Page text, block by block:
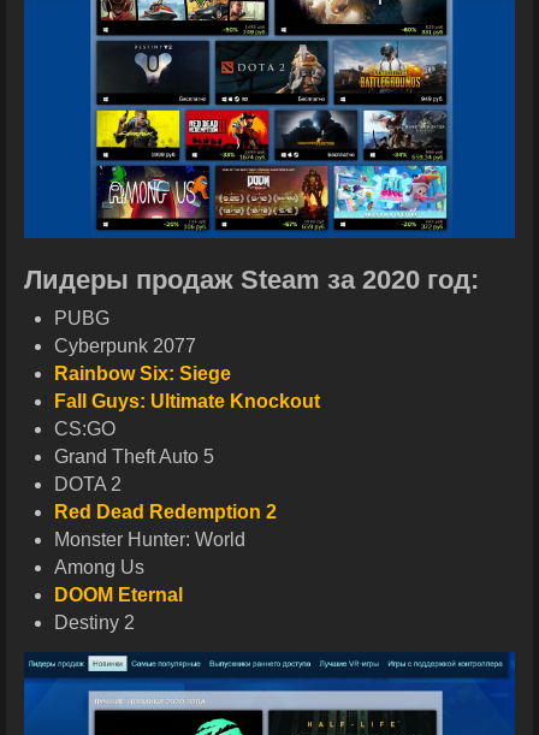
Лидеры продаж Steam за 2020 год:
PUBG
Cyberpunk 2077
Rainbow Six: Siege
Fall Guys: Ultimate Knockout
CS:GO
Grand Theft Auto 5
DOTA 2
Red Dead Redemption 2
Monster Hunter: World
Among Us
DOOM Eternal
Destiny 2